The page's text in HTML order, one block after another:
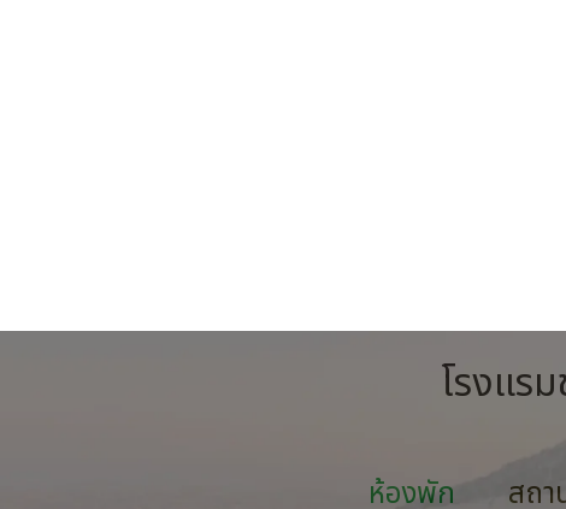
โรงแรม
ห้องพัก สถ